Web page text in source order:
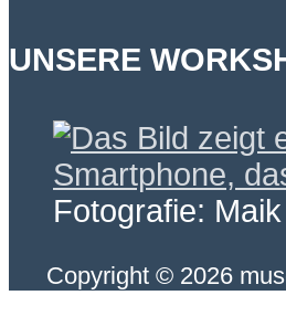
UNSERE
Fotografie:
Copyright © 2026